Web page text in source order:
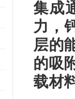
集成
力，
层的
的吸
载材